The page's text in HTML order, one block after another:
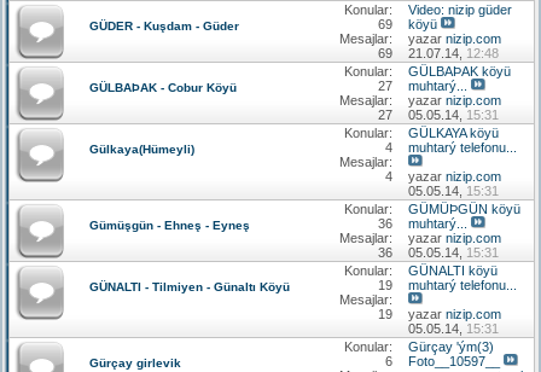
GÜDER - Kuşdam - Güder
Konular:
69
Mesajlar:
69
Video: nizip güder
köyü
yazar nizip.com
21.07.14, 12:48
GÜLBAÞAK - Cobur Köyü
Konular:
27
Mesajlar:
27
GÜLBAÞAK köyü
muhtarý...
yazar nizip.com
05.05.14, 15:31
Gülkaya(Hümeyli)
Konular:
4
Mesajlar:
4
GÜLKAYA köyü
muhtarý telefonu...
yazar nizip.com
05.05.14, 15:31
Gümüşgün - Ehneş - Eyneş
Konular:
36
Mesajlar:
36
GÜMÜÞGÜN köyü
muhtarý...
yazar nizip.com
05.05.14, 15:31
GÜNALTI - Tilmiyen - Günaltı Köyü
Konular:
19
Mesajlar:
19
GÜNALTI köyü
muhtarý telefonu...
yazar nizip.com
05.05.14, 15:31
Gürçay girlevik
Konular:
6
Gürçay 'ým(3)
Foto__10597__